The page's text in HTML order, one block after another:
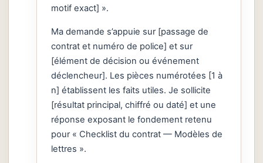
motif exact] ».
Ma demande s’appuie sur [passage de
contrat et numéro de police] et sur
[élément de décision ou événement
déclencheur]. Les pièces numérotées [1 à
n] établissent les faits utiles. Je sollicite
[résultat principal, chiffré ou daté] et une
réponse exposant le fondement retenu
pour « Checklist du contrat — Modèles de
lettres ».